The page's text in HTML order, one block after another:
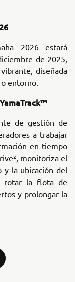
2026 estará
de 2025,
diseñada
o entorno.
de gestión de
a trabajar
en tiempo
monitoriza el
y la ubicación del
rotar la flota de
y prolongar la